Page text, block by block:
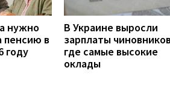
нужно
пенсию в
году
В Украине выросли
зарплаты
где самые высокие
оклады